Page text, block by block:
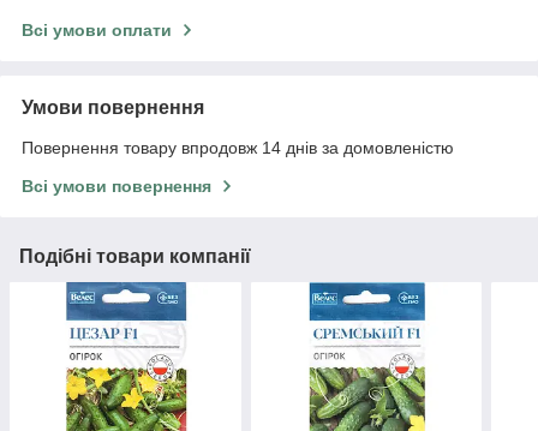
Всі умови оплати
Умови повернення
Повернення товару впродовж 14 днів за домовленістю
Всі умови повернення
Подібні товари компанії